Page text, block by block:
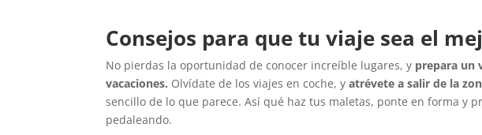
Consejos para que tu viaje sea el
No pierdas la oportunidad de conocer increíble lugares, y prepara un
vacaciones. Olvídate de los viajes en coche, yatrévete a salir de la
sencillo de lo que parece. Así qué haz tus maletas, ponte en forma y
pedaleando.